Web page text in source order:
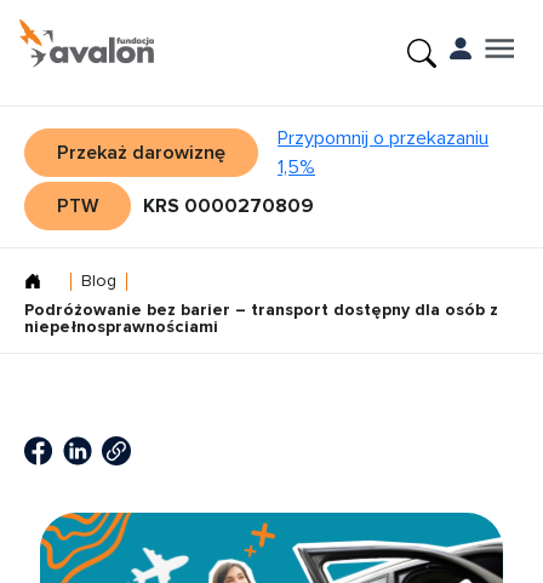
Przekaż darowiznę
Przypomnij o przekazaniu
1,5%
PTW
KRS 0000270809
Blog
Podróżowanie bez barier – transport dostępny dla osób z
niepełnosprawnościami